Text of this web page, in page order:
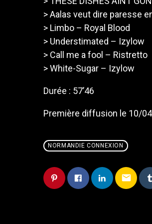
> Aalas veut dire paresse
> Limbo – Royal Blood
> Understimated – Izylow
> Call me a fool – Ristretto
> White-Sugar – Izylow
Durée : 57’46
Première diffusion le 10/
NORMANDIE CONNEXION
email